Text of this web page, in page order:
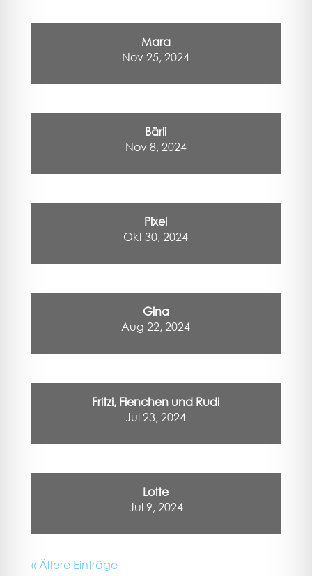
Mara
Nov 25, 2024
Bärli
Nov 8, 2024
Pixel
Okt 30, 2024
Gina
Aug 22, 2024
Fritzi, Fienchen und Rudi
Jul 23, 2024
Lotte
Jul 9, 2024
« Ältere Einträge